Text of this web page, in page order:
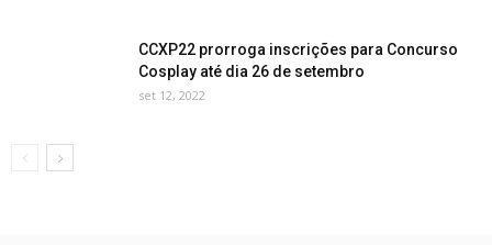
CCXP22 prorroga inscrições para Concurso
Cosplay até dia 26 de setembro
set 12, 2022